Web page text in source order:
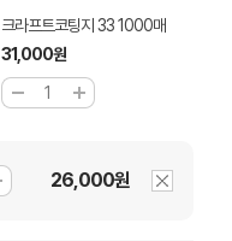
크라프트코팅지 33 1000매
31,000원
26,000원